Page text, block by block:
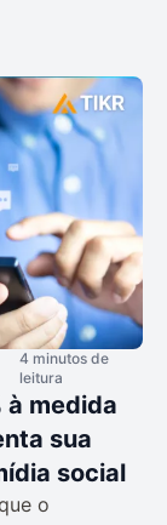
4 minutos de
leitura
à medida
sua
social
o